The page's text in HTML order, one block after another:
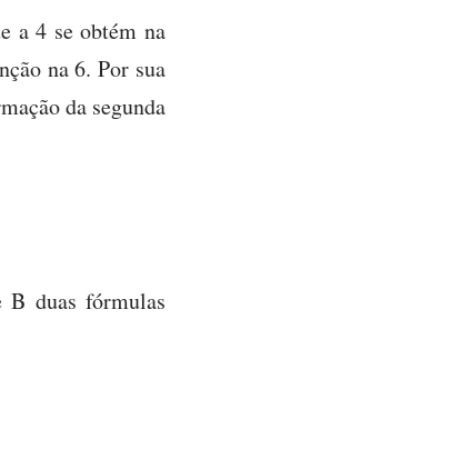
a 4 se obtém na
na 6. Por sua
da segunda
duas fórmulas